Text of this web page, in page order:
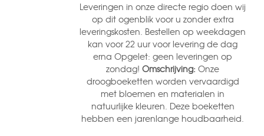
Leveringen in onze directe regio doen wij
op dit ogenblik voor u zonder extra
leveringskosten. Bestellen op weekdagen
kan voor 22 uur voor levering de dag
erna Opgelet: geen leveringen op
zondag!Omschrijving: Onze
droogboeketten worden vervaardigd
met bloemen en materialen in
natuurlijke kleuren. Deze boeketten
hebben een jarenlange houdbaarheid.